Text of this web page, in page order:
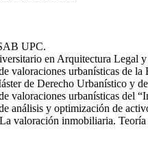
UPC.
en Arquitectura Legal
valoraciones urbanísticas de
de Derecho Urbanístico y
valoraciones urbanísticas del
análisis y optimización de
valoración inmobiliaria.